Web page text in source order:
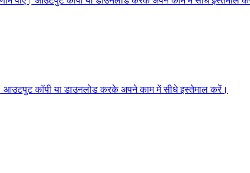
आउटपुट कॉपी या डाउनलोड करके अपने काम में सीधे इस्तेमाल करें।